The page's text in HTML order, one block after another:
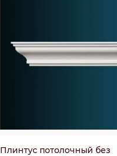
Плинтус потолочный без